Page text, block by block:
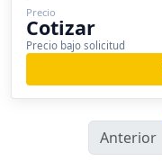
Precio
Cotizar
Precio bajo solicitud
Anterior